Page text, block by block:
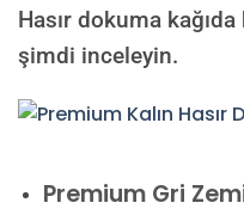
Hasır dokuma
şimdi inceleyin.
Premium Gri